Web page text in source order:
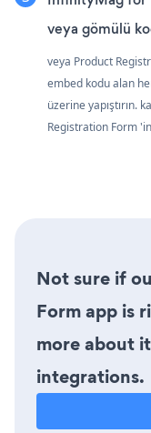
veya gömülü
veya Product
embed kodu alan
üzerine yapıştırın.
Registration Form
Not sure if
Form app is
more about
integrations.